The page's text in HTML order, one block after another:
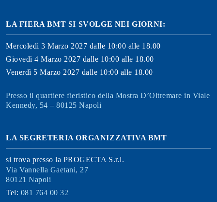
LA FIERA BMT SI SVOLGE NEI GIORNI:
Mercoledì 3 Marzo 2027 dalle 10:00 alle 18.00
Giovedì 4 Marzo 2027 dalle 10:00 alle 18.00
Venerdì 5 Marzo 2027 dalle 10:00 alle 18.00
Presso il quartiere fieristico della Mostra D’Oltremare in Viale
Kennedy, 54 – 80125 Napoli
LA SEGRETERIA ORGANIZZATIVA BMT
si trova presso la PROGECTA S.r.l.
Via Vannella Gaetani, 27
80121 Napoli
Tel: 081 764 00 32